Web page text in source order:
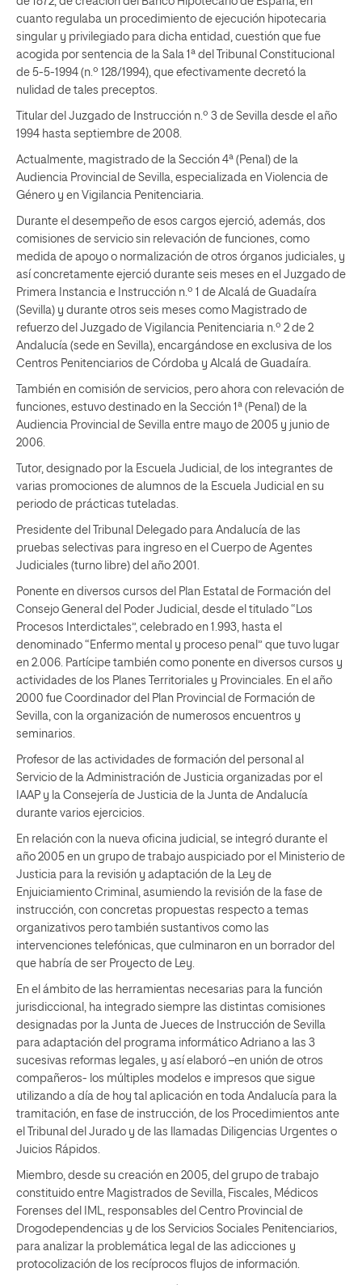
cuanto regulaba un procedimiento de ejecución hipotecaria
singular y privilegiado para dicha entidad, cuestión que fue
acogida por sentencia de la Sala 1ª del Tribunal Constitucional
de 5-5-1994 (n.º 128/1994), que efectivamente decretó la
nulidad de tales preceptos.
Titular del Juzgado de Instrucción n.º 3 de Sevilla desde el año
1994 hasta septiembre de 2008.
Actualmente, magistrado de la Sección 4ª (Penal) de la
Audiencia Provincial de Sevilla, especializada en Violencia de
Género y en Vigilancia Penitenciaria.
Durante el desempeño de esos cargos ejerció, además, dos
comisiones de servicio sin relevación de funciones, como
medida de apoyo o normalización de otros órganos judiciales, y
así concretamente ejerció durante seis meses en el Juzgado de
Primera Instancia e Instrucción n.º 1 de Alcalá de Guadaíra
(Sevilla) y durante otros seis meses como Magistrado de
refuerzo del Juzgado de Vigilancia Penitenciaria n.º 2 de 2
Andalucía (sede en Sevilla), encargándose en exclusiva de los
Centros Penitenciarios de Córdoba y Alcalá de Guadaíra.
También en comisión de servicios, pero ahora con relevación de
funciones, estuvo destinado en la Sección 1ª (Penal) de la
Audiencia Provincial de Sevilla entre mayo de 2005 y junio de
2006.
Tutor, designado por la Escuela Judicial, de los integrantes de
varias promociones de alumnos de la Escuela Judicial en su
periodo de prácticas tuteladas.
Presidente del Tribunal Delegado para Andalucía de las
pruebas selectivas para ingreso en el Cuerpo de Agentes
Judiciales (turno libre) del año 2001.
Ponente en diversos cursos del Plan Estatal de Formación del
Consejo General del Poder Judicial, desde el titulado “Los
Procesos Interdictales”, celebrado en 1.993, hasta el
denominado “Enfermo mental y proceso penal” que tuvo lugar
en 2.006. Partícipe también como ponente en diversos cursos y
actividades de los Planes Territoriales y Provinciales. En el año
2000 fue Coordinador del Plan Provincial de Formación de
Sevilla, con la organización de numerosos encuentros y
seminarios.
Profesor de las actividades de formación del personal al
Servicio de la Administración de Justicia organizadas por el
IAAP y la Consejería de Justicia de la Junta de Andalucía
durante varios ejercicios.
En relación con la nueva oficina judicial, se integró durante el
año 2005 en un grupo de trabajo auspiciado por el Ministerio de
Justicia para la revisión y adaptación de la Ley de
Enjuiciamiento Criminal, asumiendo la revisión de la fase de
instrucción, con concretas propuestas respecto a temas
organizativos pero también sustantivos como las
intervenciones telefónicas, que culminaron en un borrador del
que habría de ser Proyecto de Ley.
En el ámbito de las herramientas necesarias para la función
jurisdiccional, ha integrado siempre las distintas comisiones
designadas por la Junta de Jueces de Instrucción de Sevilla
para adaptación del programa informático Adriano a las 3
sucesivas reformas legales, y así elaboró –en unión de otros
compañeros- los múltiples modelos e impresos que sigue
utilizando a día de hoy tal aplicación en toda Andalucía para la
tramitación, en fase de instrucción, de los Procedimientos ante
el Tribunal del Jurado y de las llamadas Diligencias Urgentes o
Juicios Rápidos.
Miembro, desde su creación en 2005, del grupo de trabajo
constituido entre Magistrados de Sevilla, Fiscales, Médicos
Forenses del IML, responsables del Centro Provincial de
Drogodependencias y de los Servicios Sociales Penitenciarios,
para analizar la problemática legal de las adicciones y
protocolización de los recíprocos flujos de información.